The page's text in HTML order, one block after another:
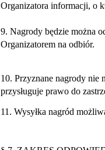
Organizatora informacji, o
9. Nagrody będzie można
Organizatorem na odbiór.
10. Przyznane nagrody nie
przysługuje prawo do
11. Wysyłka nagród